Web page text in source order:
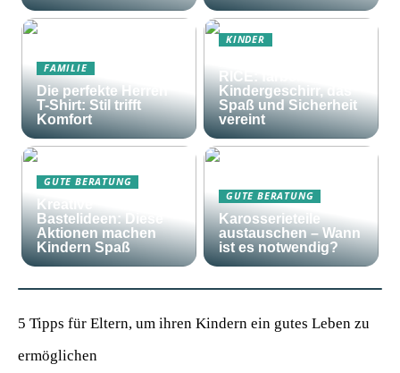
FAMILIE
Die perfekte Herren
T-Shirt: Stil trifft
Komfort
KINDER
RICE: farbenfrohes
Kindergeschirr, das
Spaß und Sicherheit
vereint
GUTE BERATUNG
Kreative
Bastelideen: Diese
Aktionen machen
Kindern Spaß
GUTE BERATUNG
Karosserieteile
austauschen – Wann
ist es notwendig?
5 Tipps für Eltern, um ihren Kindern ein gutes Leben zu
ermöglichen